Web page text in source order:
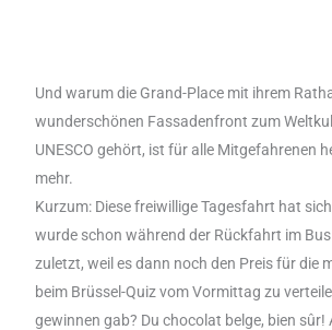
Und warum die Grand-Place mit ihrem
wunderschönen Fassadenfront zum
UNESCO gehört, ist für alle Mitgefahrenen
mehr.
Kurzum: Diese freiwillige Tagesfahrt hat
wurde schon während der Rückfahrt im
zuletzt, weil es dann noch den Preis für die
beim Brüssel-Quiz vom Vormittag zu
gewinnen gab? Du chocolat belge, bien sûr!